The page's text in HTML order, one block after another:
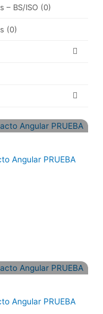
– BS/ISO (0)
(0)
Angular PRUEBA
Angular PRUEBA